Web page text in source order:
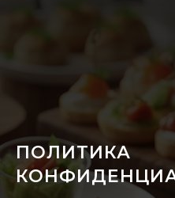
ПОЛИТИКА